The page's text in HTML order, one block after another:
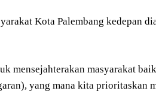
Kota Palembang kedepan
mensejahterakan masyarakat
yang mana kita prioritaskan